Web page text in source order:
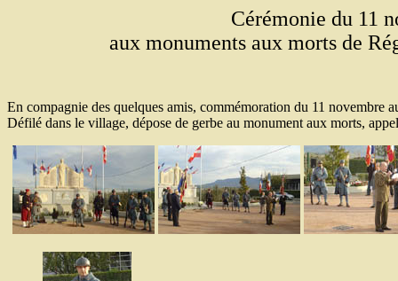
Cérémonie du 11
aux monuments aux morts de
En compagnie des quelques amis, commémoration du 11 novembre
Défilé dans le village, dépose de gerbe au monument aux morts,